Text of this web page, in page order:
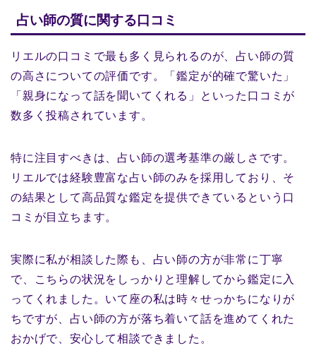
占い師の質に関する口コミ
リエルの口コミで最も多く見られるのが、占い師の質
の高さについての評価です。「鑑定が的確で驚いた」
「親身になって話を聞いてくれる」といった口コミが
数多く投稿されています。
特に注目すべきは、占い師の選考基準の厳しさです。
リエルでは経験豊富な占い師のみを採用しており、そ
の結果として高品質な鑑定を提供できているという口
コミが目立ちます。
実際に私が相談した際も、占い師の方が非常に丁寧
で、こちらの状況をしっかりと理解してから鑑定に入
ってくれました。いて座の私は時々せっかちになりが
ちですが、占い師の方が落ち着いて話を進めてくれた
おかげで、安心して相談できました。